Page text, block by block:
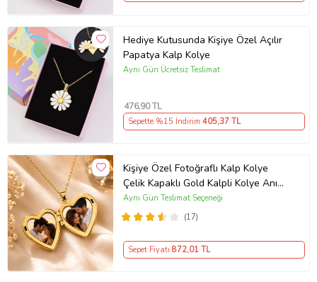
Hediye Kutusunda Kişiye Özel Açılır
Papatya Kalp Kolye
Aynı Gün Ücretsiz Teslimat
476,90 TL
Sepette %15 İndirim 405,37 TL
Kişiye Özel Fotoğraflı Kalp Kolye
Çelik Kapaklı Gold Kalpli Kolye Anı
Kolyesi Kalp Kolye Resimli Kolye –
Açılır Kapaklı Romantik Gold
(17)
Aynı Gün Teslimat Seçeneği
Sepet Fiyatı 872,01 TL